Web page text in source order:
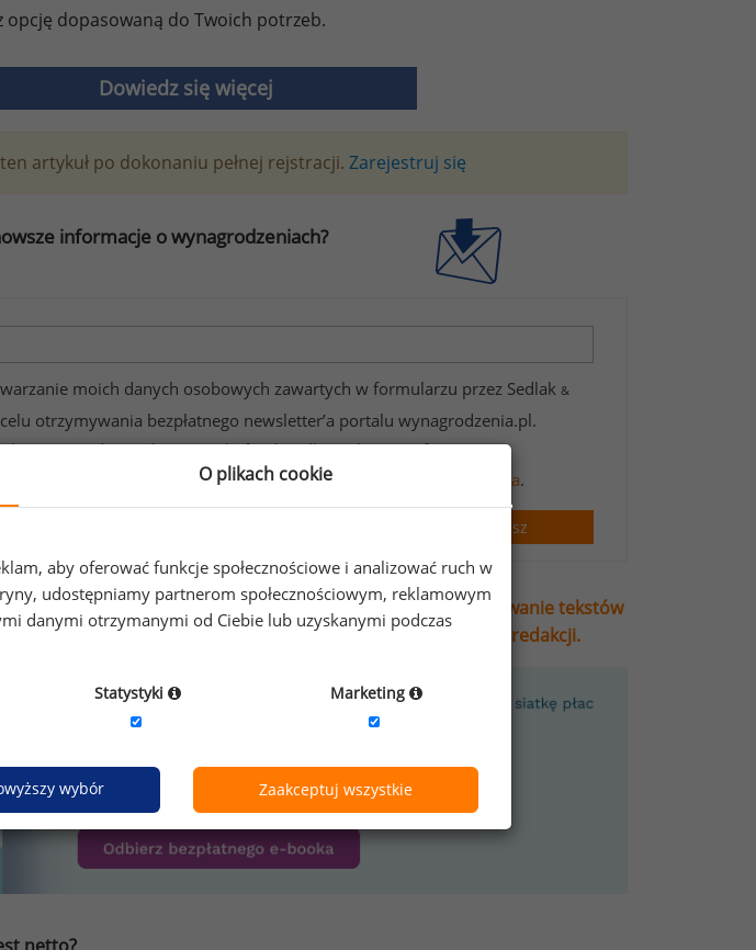
opcję dopasowaną do Twoich potrzeb.
Dowiedz się więcej
artykuł po dokonaniu pełnej rejstracji. Zarejestruj się
informacje o wynagrodzeniach?
moich danych osobowych zawartych w formularzu przez Sedlak &
otrzymywania bezpłatnego newsletter’a portalu wynagrodzenia.pl.
na podany adres e-mail ofert handlowych oraz informacji
że zapoznałem się z treściąinformacji na temat przetwarzania.
Zapisz
2.6 - 2.7 regulaminu kopiowanie, przetwarzanie i wykorzystywanie tekstów
celach niż do użytku osobistego wymaga pisemnej zgody redakcji.
O plikach cookie
aby oferować funkcje społecznościowe i analizować ruch w
udostępniamy partnerom społecznościowym, reklamowym
danymi otrzymanymi od Ciebie lub uzyskanymi podczas
Statystyki Marketing
wybór Zaakceptuj wszystkie